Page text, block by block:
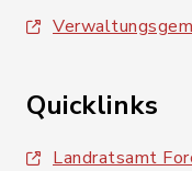
Quicklinks
Landratsamt